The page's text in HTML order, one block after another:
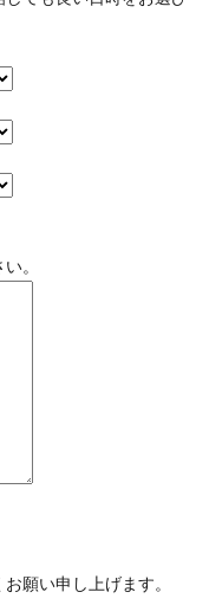
。
願い申し上げます。